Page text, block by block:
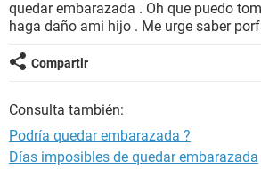
quedar embarazada . Oh que puedo
haga daño ami hijo . Me urge saber
Compartir
Consulta también:
Podría quedar embarazada ?
Días imposibles de quedar embarazada